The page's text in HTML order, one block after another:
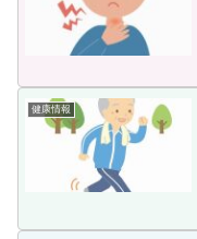
健康情報